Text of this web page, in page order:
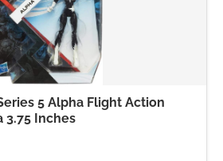
5 Alpha Flight Action
3.75 Inches